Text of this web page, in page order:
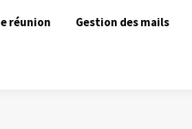
réunion Gestion des mails